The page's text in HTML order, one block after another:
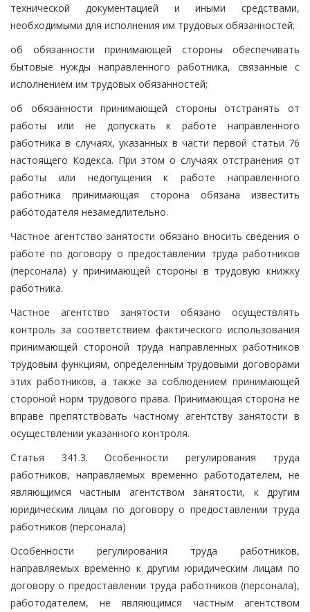
технической документацией и иными средствами,
необходимыми для исполнения им трудовых обязанностей;
об обязанности принимающей стороны обеспечивать
бытовые нужды направленного работника, связанные с
исполнением им трудовых обязанностей;
об обязанности принимающей стороны отстранять от
работы или не допускать к работе направленного
работника в случаях, указанных в части первой статьи 76
настоящего Кодекса. При этом о случаях отстранения от
работы или недопущения к работе направленного
работника принимающая сторона обязана известить
работодателя незамедлительно.
Частное агентство занятости обязано вносить сведения о
работе по договору о предоставлении труда работников
(персонала) у принимающей стороны в трудовую книжку
работника.
Частное агентство занятости обязано осуществлять
контроль за соответствием фактического использования
принимающей стороной труда направленных работников
трудовым функциям, определенным трудовыми договорами
этих работников, а также за соблюдением принимающей
стороной норм трудового права. Принимающая сторона не
вправе препятствовать частному агентству занятости в
осуществлении указанного контроля.
Статья 341.3. Особенности регулирования труда
работников, направляемых временно работодателем, не
являющимся частным агентством занятости, к другим
юридическим лицам по договору о предоставлении труда
работников (персонала)
Особенности регулирования труда работников,
направляемых временно к другим юридическим лицам по
договору о предоставлении труда работников (персонала),
работодателем, не являющимся частным агентством